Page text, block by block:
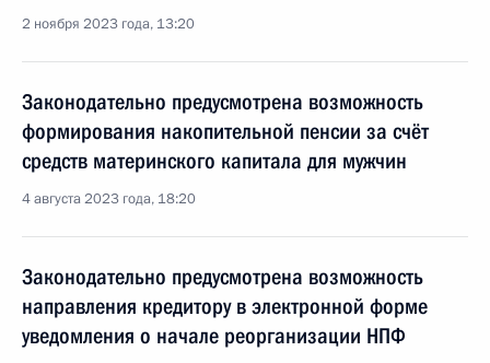
2 ноября 2023 года, 13:20
Законодательно предусмотрена возможность
формирования накопительной пенсии за счёт
средств материнского капитала для мужчин
4 августа 2023 года, 18:20
Законодательно предусмотрена возможность
направления кредитору в электронной форме
уведомления о начале реорганизации НПФ